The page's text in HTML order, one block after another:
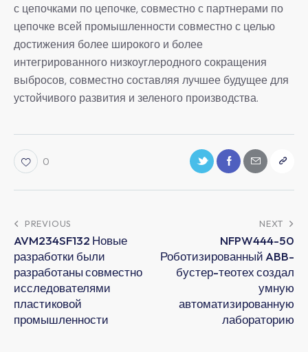
с цепочками по цепочке, совместно с партнерами по
цепочке всей промышленности совместно с целью
достижения более широкого и более
интегрированного низкоуглеродного сокращения
выбросов, совместно составляя лучшее будущее для
устойчивого развития и зеленого производства.
0
PREVIOUS
AVM234SF132 Новые
разработки были
разработаны совместно
исследователями
пластиковой
промышленности
NEXT
NFPW444-50
Роботизированный ABB-
бустер-теотех создал
умную
автоматизированную
лабораторию